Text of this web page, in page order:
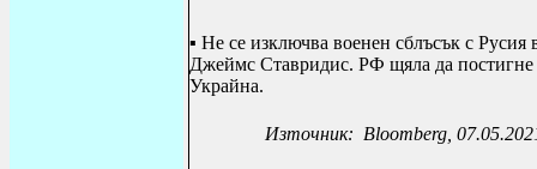
▪ Не се изключва военен сблъсък с
Джеймс Ставридис. РФ щяла да
Украйна.
Източник: Bloomberg ,